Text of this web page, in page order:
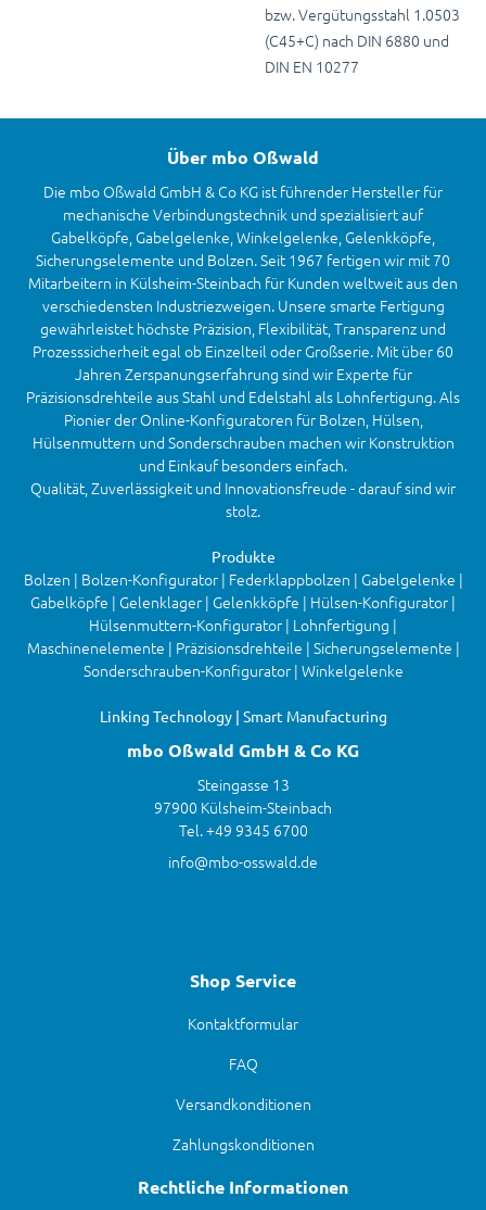
bzw. Vergütungsstahl 1.0503
(C45+C) nach DIN 6880 und
DIN EN 10277
Über mbo Oßwald
Die mbo Oßwald GmbH & Co KG ist führender Hersteller für
mechanische Verbindungstechnik und spezialisiert auf
Gabelköpfe, Gabelgelenke, Winkelgelenke, Gelenkköpfe,
Sicherungselemente und Bolzen. Seit 1967 fertigen wir mit 70
Mitarbeitern in Külsheim-Steinbach für Kunden weltweit aus den
verschiedensten Industriezweigen. Unsere smarte Fertigung
gewährleistet höchste Präzision, Flexibilität, Transparenz und
Prozesssicherheit egal ob Einzelteil oder Großserie. Mit über 60
Jahren Zerspanungserfahrung sind wir Experte für
Präzisionsdrehteile aus Stahl und Edelstahl als Lohnfertigung. Als
Pionier der Online-Konfiguratoren für Bolzen, Hülsen,
Hülsenmuttern und Sonderschrauben machen wir Konstruktion
und Einkauf besonders einfach.
Qualität, Zuverlässigkeit und Innovationsfreude - darauf sind wir
stolz.
Produkte
Bolzen | Bolzen-Konfigurator | Federklappbolzen | Gabelgelenke |
Gabelköpfe | Gelenklager | Gelenkköpfe | Hülsen-Konfigurator |
Hülsenmuttern-Konfigurator | Lohnfertigung |
Maschinenelemente | Präzisionsdrehteile | Sicherungselemente |
Sonderschrauben-Konfigurator | Winkelgelenke
Linking Technology | Smart Manufacturing
mbo Oßwald GmbH & Co KG
Steingasse 13
97900 Külsheim-Steinbach
Tel. +49 9345 6700
info@mbo-osswald.de
Shop Service
Kontaktformular
FAQ
Versandkonditionen
Zahlungskonditionen
Rechtliche Informationen